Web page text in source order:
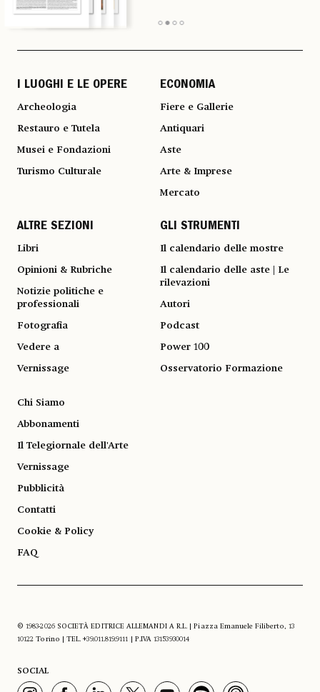
I LUOGHI E LE OPERE
Archeologia
Restauro e Tutela
Musei e Fondazioni
Turismo Culturale
ECONOMIA
Fiere e Gallerie
Antiquari
Aste
Arte & Imprese
Mercato
ALTRE SEZIONI
Libri
Opinioni & Rubriche
Notizie politiche e
professionali
Fotografia
Vedere a
Vernissage
GLI STRUMENTI
Il calendario delle mostre
Il calendario delle aste | Le
rilevazioni
Autori
Podcast
Power 100
Osservatorio Formazione
Chi Siamo
Abbonamenti
Il Telegiornale dell'Arte
Vernissage
Pubblicità
Contatti
Cookie & Policy
FAQ
© 1983-2026 SOCIETÀ EDITRICE ALLEMANDI A R.L. | Piazza Emanuele Filiberto, 13
10122 Torino | TEL. +39.011.819.9111 | P.IVA 13153930014
SOCIAL